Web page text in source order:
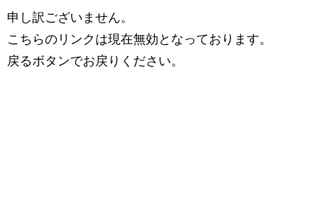
申し訳ございません。
こちらのリンクは現在無効となっております。
戻るボタンでお戻りください。